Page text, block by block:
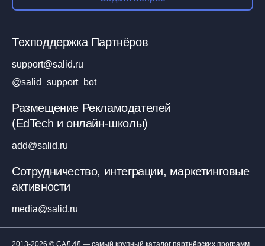
Техподдержка Партнёров
support@salid.ru
@salid_support_bot
Размещение Рекламодателей
(EdTech и онлайн-школы)
add@salid.ru
Сотрудничество, интеграции, маркетинговые
активности
media@salid.ru
2013-2026 © САЛИД — самый крупный каталог партнёрских программ